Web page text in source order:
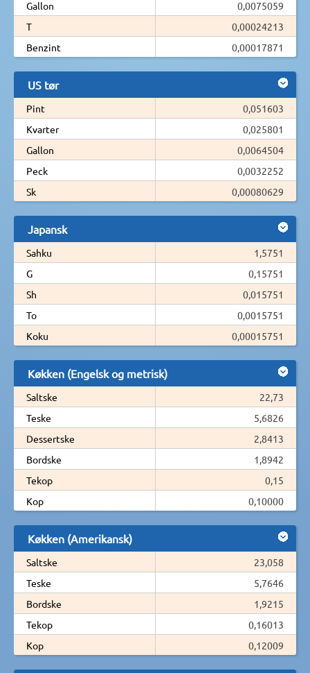
Gallon
0,0075059
T
0,00024213
Benzint
0,00017871
US tør
Pint
0,051603
Kvarter
0,025801
Gallon
0,0064504
Peck
0,0032252
Sk
0,00080629
Japansk
Sahku
1,5751
G
0,15751
Sh
0,015751
To
0,0015751
Koku
0,00015751
Køkken (Engelsk og metrisk)
Saltske
22,73
Teske
5,6826
Dessertske
2,8413
Bordske
1,8942
Tekop
0,15
Kop
0,10000
Køkken (Amerikansk)
Saltske
23,058
Teske
5,7646
Bordske
1,9215
Tekop
0,16013
Kop
0,12009